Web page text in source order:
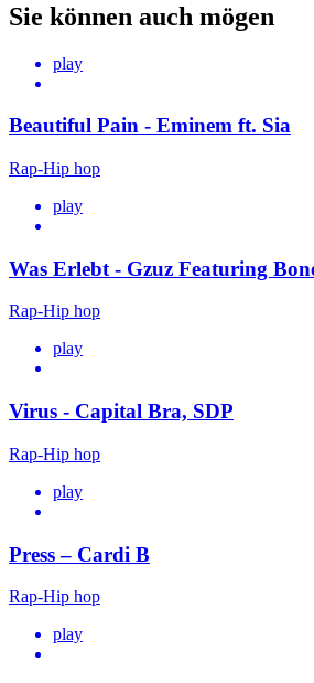
Sie können auch mögen
play
Beautiful Pain - Eminem ft. Sia
Rap-Hip hop
play
Was Erlebt - Gzuz Featuring
Rap-Hip hop
play
Virus - Capital Bra, SDP
Rap-Hip hop
play
Press – Cardi B
Rap-Hip hop
play